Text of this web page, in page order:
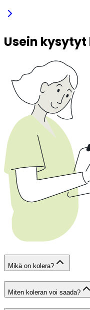
Usein
Mikä on kolera?
Miten koleran voi saada?